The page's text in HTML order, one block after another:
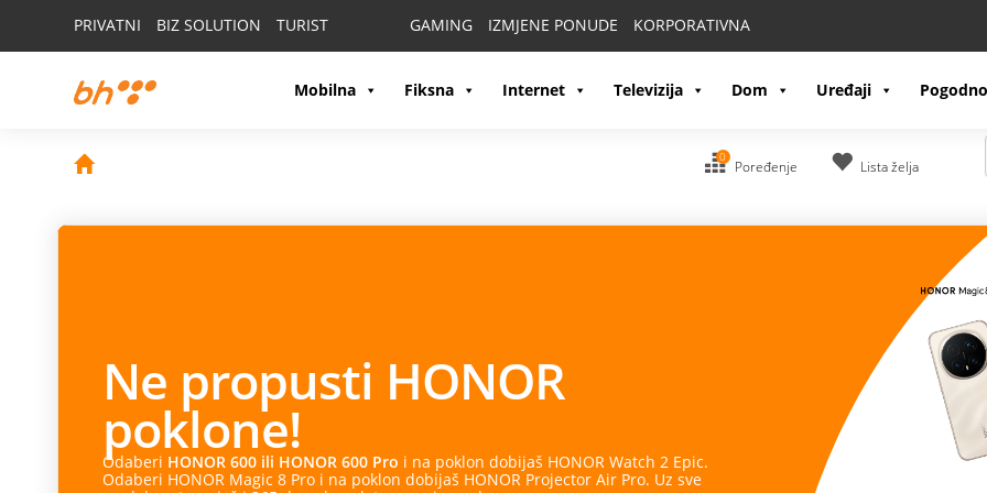
PRIVATNI BIZ SOLUTION TURIST GAMING IZMJENE PONUDE KORPORATIVNA
Mobilna Fiksna Internet Televizija Dom Uređaji
0
Poređenje Lista želja
Ne propusti HONOR
poklone!
Odaberi HONOR 600 ili HONOR 600 Pro i na poklon dobijaš HONOR Watch 2 Epic.
Odaberi HONOR Magic 8 Pro i na poklon dobijaš HONOR Projector Air Pro. Uz sve